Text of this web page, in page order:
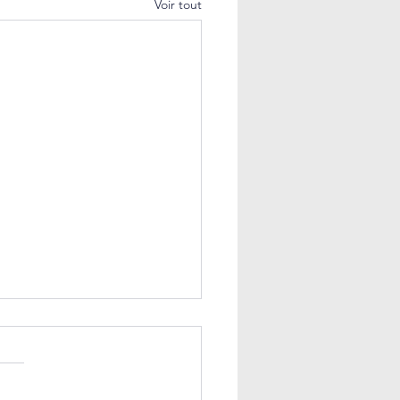
Voir tout
𝐫𝐨̂𝐥𝐞 𝐜𝐞𝐧𝐭𝐫𝐚𝐥 𝐚̀ 𝐣𝐨𝐮𝐞𝐫